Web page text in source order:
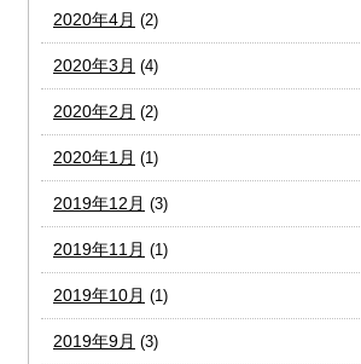
2020年4月 (2)
2020年3月 (4)
2020年2月 (2)
2020年1月 (1)
2019年12月 (3)
2019年11月 (1)
2019年10月 (1)
2019年9月 (3)